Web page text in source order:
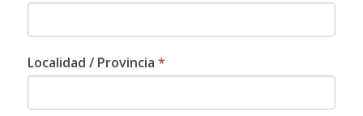
Localidad / Provincia *